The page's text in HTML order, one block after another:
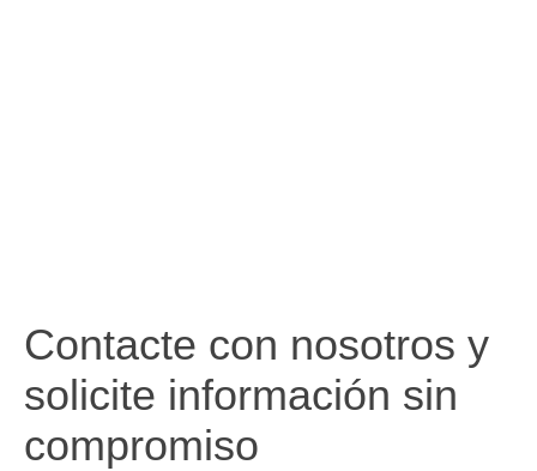
Contacte con nosotros y
solicite información sin
compromiso